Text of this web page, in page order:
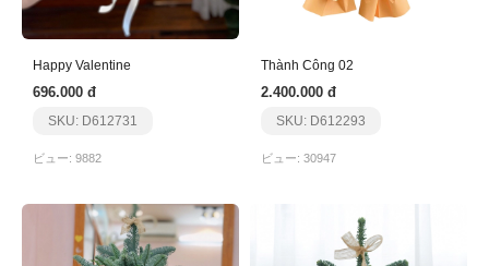
Happy Valentine
696.000 đ
SKU: D612731
ビュー: 9882
Thành Công 02
2.400.000 đ
SKU: D612293
ビュー: 30947